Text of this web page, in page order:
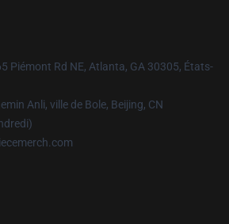
Piémont Rd NE, Atlanta, GA 30305, États-
Anli, ville de Bole, Beijing, CN